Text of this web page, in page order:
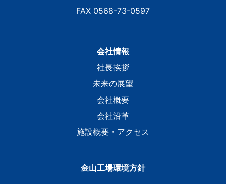
FAX 0568-73-0597
会社情報
社長挨拶
未来の展望
会社概要
会社沿革
施設概要・アクセス
金山工場環境方針